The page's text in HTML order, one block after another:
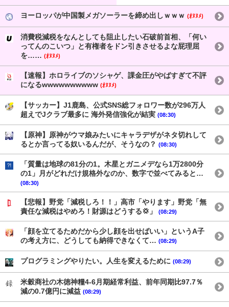
ヨーロッパが中国製メガソーラーを締め出しｗｗｗ (ｵﾇﾇﾒ)
消費税減税をなんとしても阻止したい石破前首相、「何い
ってんのこいつ」と有権者をドン引きさせるよな屁理屈
を…… (ｵﾇﾇﾒ)
【速報】ホロライブのソシャゲ、課金圧がやばすぎて不評
になるwwwwwwwwww (ｵﾇﾇﾒ)
【サッカー】J1鹿島、公式SNS総フォロワー数が296万人
超えでJクラブ最多に 海外発信強化が結実 (08:30)
【原神】原神がウマ娘みたいにキャラデザがネタ切れして
るとか言ってる奴いるんだが、そうなの？ (08:30)
「質量は地球の81分の1。木星とガニメデなら1万2800分
の1」月がどれだけ規格外なのか、数字で並べてみると…
(08:30)
【悲報】野党「減税しろ！！」高市「やります」野党「無
責任な減税はやめろ！財源はどうする💢」
(08:29)
「顔を立てるためだから少し顔を出せばいい」というA子
の考え方に、どうしても納得できなくて… (08:29)
プログラミングやりたい。人生を変えるために (08:29)
米穀商社の木徳神糧4-6月期経常利益、前年同期比97.7％
減の0.7億円に減益 (08:29)